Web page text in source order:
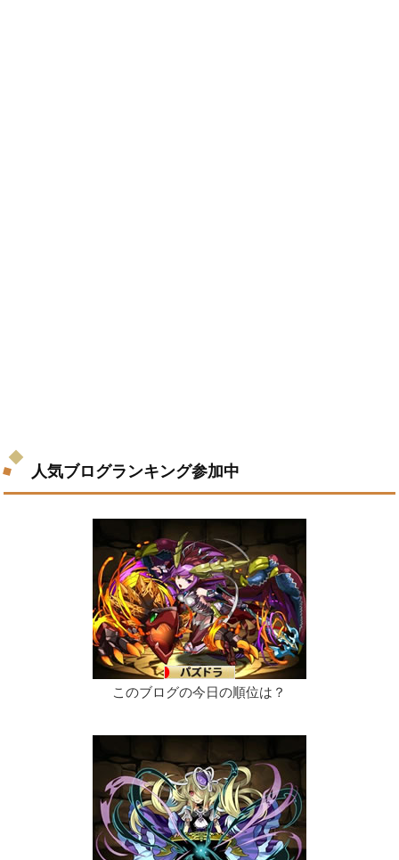
人気ブログランキング参加中
このブログの今日の順位は？